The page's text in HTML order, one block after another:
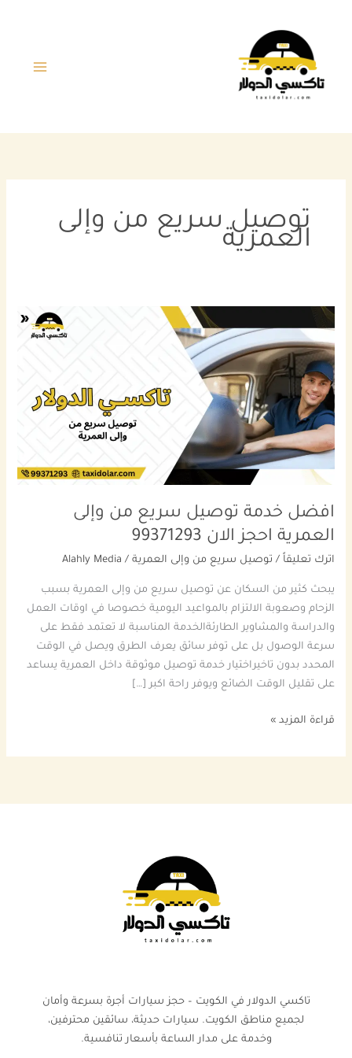
توصيل سريع من وإلى
العمرية
افضل خدمة توصيل سريع من وإلى
العمرية احجز الان 99371293
اترك تعليقاً / توصيل سريع من وإلى العمرية /
Alahly Media
يبحث كثير من السكان عن توصيل سريع من وإلى العمرية بسبب
الزحام وصعوبة الالتزام بالمواعيد اليومية خصوصا في اوقات العمل
والدراسة والمشاوير الطارئةالخدمة المناسبة لا تعتمد فقط على
سرعة الوصول بل على توفر سائق يعرف الطرق ويصل في الوقت
المحدد بدون تاخيراختيار خدمة توصيل موثوقة داخل العمرية يساعد
على تقليل الوقت الضائع ويوفر راحة اكبر […]
افضل
خدمة
توصيل
سريع
من
وإلى
العمرية
احجز
99371293
قراءة المزيد »
تاكسي الدولار في الكويت – حجز سيارات أجرة بسرعة وأمان
لجميع مناطق الكويت. سيارات حديثة، سائقين محترفين،
وخدمة على مدار الساعة بأسعار تنافسية.